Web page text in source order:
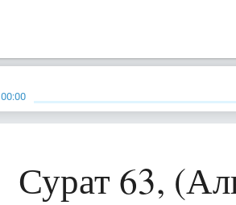
00:00
Сурат 63,